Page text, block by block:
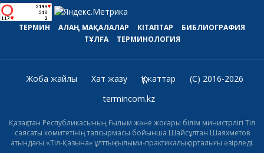
ТЕРМИН АЛАҢ МАҚАЛАЛАР КІТАПТАР
БИБЛИОГРАФИЯ
ТҰЛҒА
ТЕРМИНОЛОГИЯ
Жоба жайлы Хат жазу Құжаттар
(C) 2016-2026
termincom.kz
Қазақстан Республикасының Ғылым және жоғары білім министрлігі Тіл
саясаты комитетінің тапсырмасы бойынша Шайсұлтан Шаяхметов
атындағы «Тіл-Қазына» ұлттық ғылыми-практикалық орталығы әзірледі.